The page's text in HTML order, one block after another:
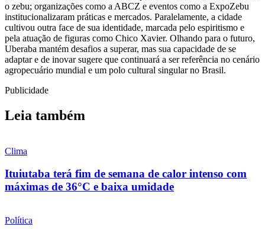
o zebu; organizações como a ABCZ e eventos como a ExpoZebu
institucionalizaram práticas e mercados. Paralelamente, a cidade
cultivou outra face de sua identidade, marcada pelo espiritismo e
pela atuação de figuras como Chico Xavier. Olhando para o futuro,
Uberaba mantém desafios a superar, mas sua capacidade de se
adaptar e de inovar sugere que continuará a ser referência no cenário
agropecuário mundial e um polo cultural singular no Brasil.
Publicidade
Leia também
Clima
Ituiutaba terá fim de semana de calor intenso com
máximas de 36°C e baixa umidade
Política